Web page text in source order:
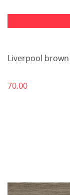
Liverpool brown
70.00